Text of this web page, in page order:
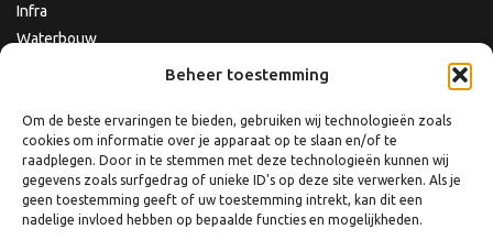
Beheer toestemming
Om de beste ervaringen te bieden, gebruiken wij technologieën zoals
cookies om informatie over je apparaat op te slaan en/of te
raadplegen. Door in te stemmen met deze technologieën kunnen wij
gegevens zoals surfgedrag of unieke ID's op deze site verwerken. Als je
geen toestemming geeft of uw toestemming intrekt, kan dit een
nadelige invloed hebben op bepaalde functies en mogelijkheden.
Infra
Waterbouw